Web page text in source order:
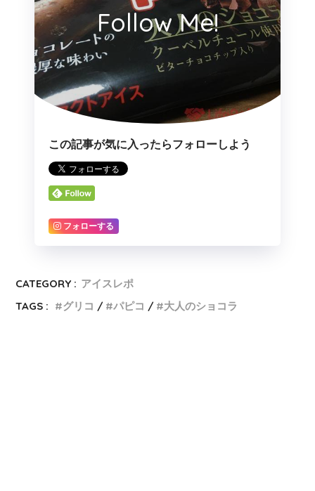
Follow Me!
この記事が気に入ったらフォローしよう
フォローする
CATEGORY : アイスレポ
TAGS :
グリコ パピコ 大人のショコラ